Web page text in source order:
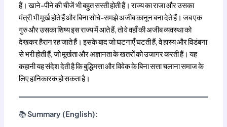
हैं। खाने-पीने की चीजें भी बहुत सस्ती होती हैं। राज्य का राजा और उसका
मंत्री भी मूर्ख होते हैं और बिना सोचे-समझे अजीब कानून बना देते हैं। जब एक
गुरु और उसका शिष्य इस राज्य में आते हैं, तो वे वहाँ की अजीब व्यवस्था को
देखकर हैरान रह जाते हैं। इसके बाद जो घटनाएँ घटती हैं, वे हास्य और विडंबना
से भरी होती हैं, जो मूर्खता और अज्ञानता के खतरों को उजागर करती हैं। यह
कहानी यह संदेश देती है कि बुद्धिमत्ता और विवेक के बिना सत्ता चलाना समाज के
लिए हानिकारक हो सकता है।
📚Summary (English):